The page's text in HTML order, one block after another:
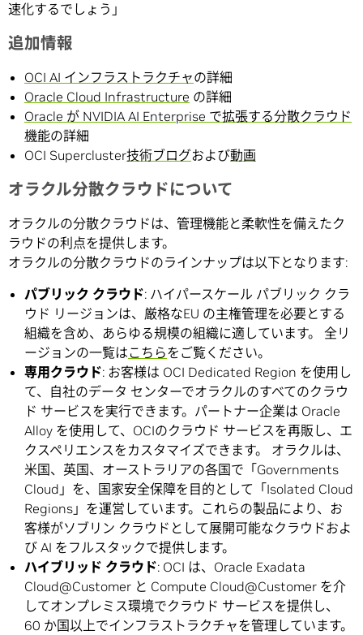
速化するでしょう」
追加情報
OCI AI インフラストラクチャの詳細
Oracle Cloud Infrastructure の詳細
Oracle が NVIDIA AI Enterprise で拡張する分散クラウド
機能の詳細
OCI Supercluster技術ブログおよび動画
オラクル分散クラウドについて
オラクルの分散クラウドは、管理機能と柔軟性を備えたク
ラウドの利点を提供します。
オラクルの分散クラウドのラインナップは以下となります:
パブリック クラウド: ハイパースケール パブリック クラ
ウド リージョンは、厳格なEU の主権管理を必要とする
組織を含め、あらゆる規模の組織に適しています。 全リ
ージョンの一覧はこちらをご覧ください。
専用クラウド: お客様は OCI Dedicated Region を使用し
て、自社のデータ センターでオラクルのすべてのクラウ
ド サービスを実行できます。パートナー企業は Oracle
Alloy を使用して、OCIのクラウド サービスを再販し、エ
クスペリエンスをカスタマイズできます。 オラクルは、
米国、英国、オーストラリアの各国で「Governments
Cloud」を、国家安全保障を目的として「Isolated Cloud
Regions」を運営しています。これらの製品により、お
客様がソブリン クラウドとして展開可能なクラウドおよ
び AI をフルスタックで提供します。
ハイブリッド クラウド: OCI は、Oracle Exadata
Cloud@Customer と Compute Cloud@Customer を介
してオンプレミス環境でクラウド サービスを提供し、
60 か国以上でインフラストラクチャを管理しています。